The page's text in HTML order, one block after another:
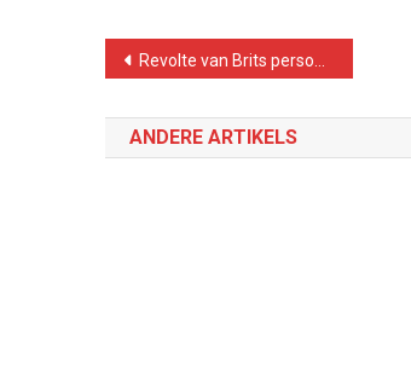
Bericht
navigatie
Revolte van Brits personeel doet scholen sluiten tot februari
ANDERE ARTIKELS